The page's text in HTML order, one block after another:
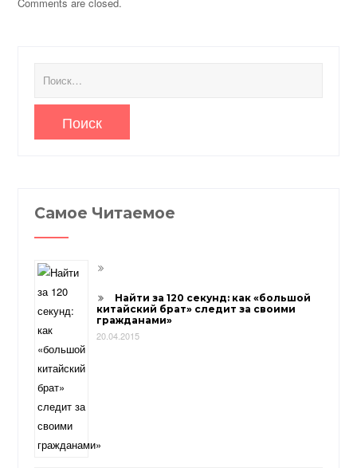
Самое Читаемое
Найти за 120 секунд: как «большой
китайский брат» следит за своими
гражданами»
20.04.2015